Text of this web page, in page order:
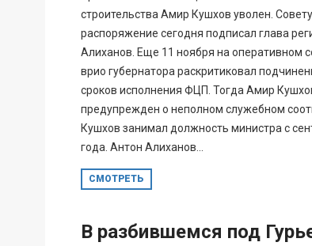
строительства Амир Кушхов уволен.
распоряжение сегодня подписал глава
Алиханов. Еще 11 ноября на оперативном
врио губернатора раскритиковал
сроков исполнения ФЦП. Тогда Амир
предупрежден о неполном служебном
Кушхов занимал должность министра с
года. Антон Алиханов...
СМОТРЕТЬ
В разбившемся под